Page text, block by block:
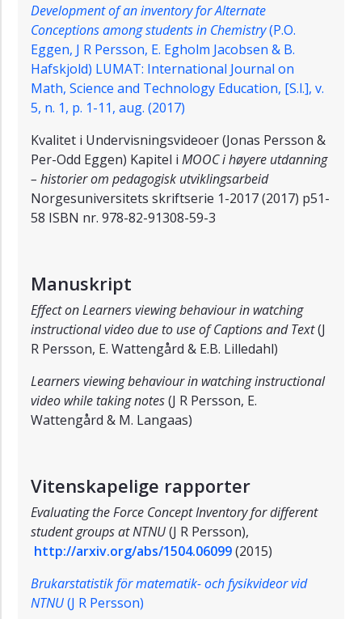
Development of an inventory for Alternate
Conceptions among students in Chemistry(P.O.
Eggen, J R Persson, E. Egholm Jacobsen & B.
Hafskjold) LUMAT: International Journal on
Math, Science and Technology Education, [S.l.], v.
5, n. 1, p. 1-11, aug. (2017)
Kvalitet i Undervisningsvideoer (Jonas Persson &
Per-Odd Eggen) Kapitel i MOOC i høyere utdanning
– historier om pedagogisk utviklingsarbeid
Norgesuniversitets skriftserie 1-2017 (2017) p51-
58 ISBN nr. 978-82-91308-59-3
Manuskript
Effect on Learners viewing behaviour in watching
instructional video due to use of Captions and Text(J
R Persson, E. Wattengård & E.B. Lilledahl)
Learners viewing behaviour in watching instructional
video while taking notes(J R Persson, E.
Wattengård & M. Langaas)
Vitenskapelige rapporter
Evaluating the Force Concept Inventory for different
student groups at NTNU(J R Persson),
http://arxiv.org/abs/1504.06099(2015)
Brukarstatistik för matematik- och fysikvideor vid
NTNU(J R Persson)